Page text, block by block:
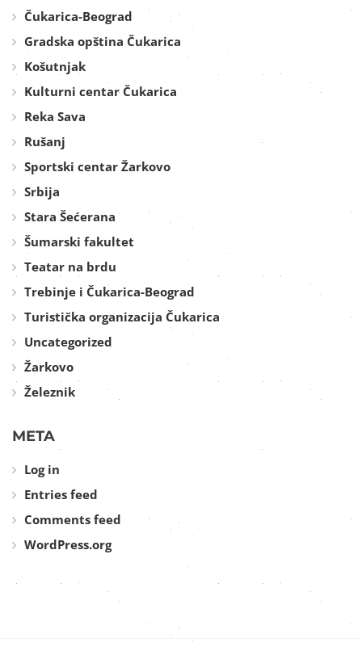
Čukarica-Beograd
Gradska opština Čukarica
Košutnjak
Kulturni centar Čukarica
Reka Sava
Rušanj
Sportski centar Žarkovo
Srbija
Stara Šećerana
Šumarski fakultet
Teatar na brdu
Trebinje i Čukarica-Beograd
Turistička organizacija Čukarica
Uncategorized
Žarkovo
Železnik
META
Log in
Entries feed
Comments feed
WordPress.org